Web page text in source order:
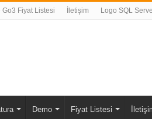
Go3 Fiyat Listesi İletişim Logo SQL
Demo Fiyat Listesi